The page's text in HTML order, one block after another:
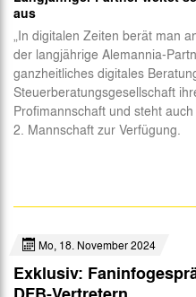
aus
„In digitalen Zeiten berät man
der langjährige Alemannia-
ganzheitliches digitales
Steuerberatungsgesellschaft
Profimannschaft und steht
2. Mannschaft zur Verfügung.
Mo, 18. November 2024
Exklusiv: